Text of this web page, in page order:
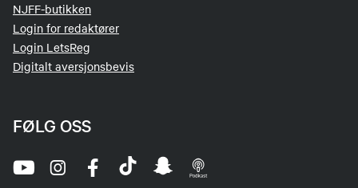
NJFF-butikken
Login for redaktører
Login LetsReg
Digitalt aversjonsbevis
FØLG OSS